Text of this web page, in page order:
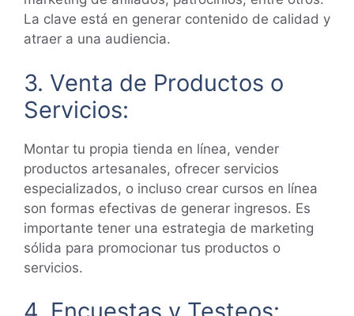
La clave está en generar contenido de calidad y
atraer a una audiencia.
3. Venta de Productos o
Servicios:
Montar tu propia tienda en línea, vender
productos artesanales, ofrecer servicios
especializados, o incluso crear cursos en línea
son formas efectivas de generar ingresos. Es
importante tener una estrategia de marketing
sólida para promocionar tus productos o
servicios.